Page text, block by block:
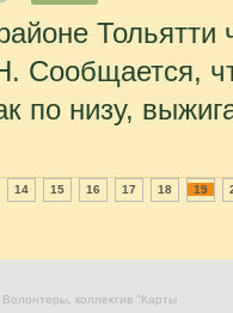
Тольятти
Сообщается,
по низу,
14 15 16 17 18 19
Волонтеры, коллектив "Карты